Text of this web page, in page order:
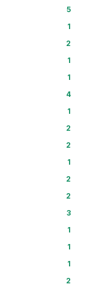
5
1
2
1
1
4
1
2
2
1
2
2
3
1
1
1
2